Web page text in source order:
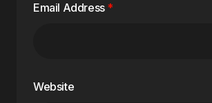
Email Address *
Website